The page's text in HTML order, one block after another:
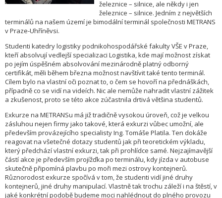
železnice – silnice, ale někdy i jen
železnice – silnice. Jedním z největších
terminálů na našem území je bimodální terminál společnosti METRANS
v Praze-Uhříněvsi.
Studenti katedry logistiky podnikohospodářské fakulty VŠE v Praze,
kteří absolvují vedlejší specializaci Logistika, kde mají možnost získat
po jejím úspěšném absolvování mezinárodně platný odborný
certifikát, měli během března možnost navštívit také tento terminál.
Cílem bylo na vlastní oči poznat to, o čem se hovoří na přednáškách,
případně co se vidí na videích. Nic ale nemůže nahradit vlastní zážitek
a zkušenost, proto se této akce zúčastnila drtivá většina studentů.
Exkurze na METRANSu má již tradičně vysokou úroveň, což je velkou
zásluhou nejen firmy jako takové, která exkurzi vůbec umožní, ale
především provázejícího specialisty Ing. Tomáše Platila. Ten dokáže
reagovat na všetečné dotazy studentů jak při teoretickém výkladu,
který předchází vlastní exkurzi, tak při prohlídce samé. Nejzajímavější
částí akce je především projížďka po terminálu, kdy jízda v autobuse
skutečně připomíná plavbu po moři mezi ostrovy kontejnerů.
Různorodost exkurze spočívá v tom, že studenti vidí jiné druhy
kontejnerů, jiné druhy manipulací. Vlastně tak trochu záleží i na štěstí, v
jaké konkrétní podobě budeme moci nahlédnout do plného provozu